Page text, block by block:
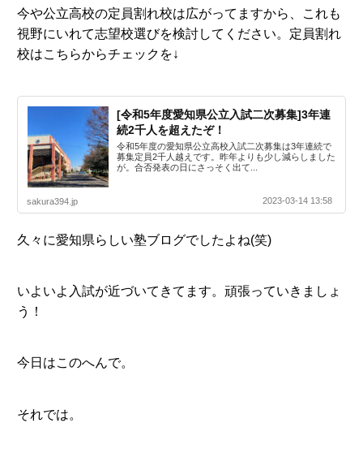
今や公立高校の定員割れ校は広がってますから、これも
視野にいれて志望校選びを検討してください。定員割れ
校はこちらからチェックを↓
[令和5年度愛知県公立入試二次募集]3年連
続2千人を超えたぞ！
令和5年度の愛知県公立高校入試二次募集は3年連続で
募集定員2千人越えです。昨年よりも少し減らしました
が。合否発表の日にさっそく出て...
sakura394.jp 2023-03-14 13:58
久々に愛知県らしい塾ブログでしたよね(笑)
いよいよ入試が近づいてきてます。頑張っていきましょ
う！
今日はこのへんで。
それでは。